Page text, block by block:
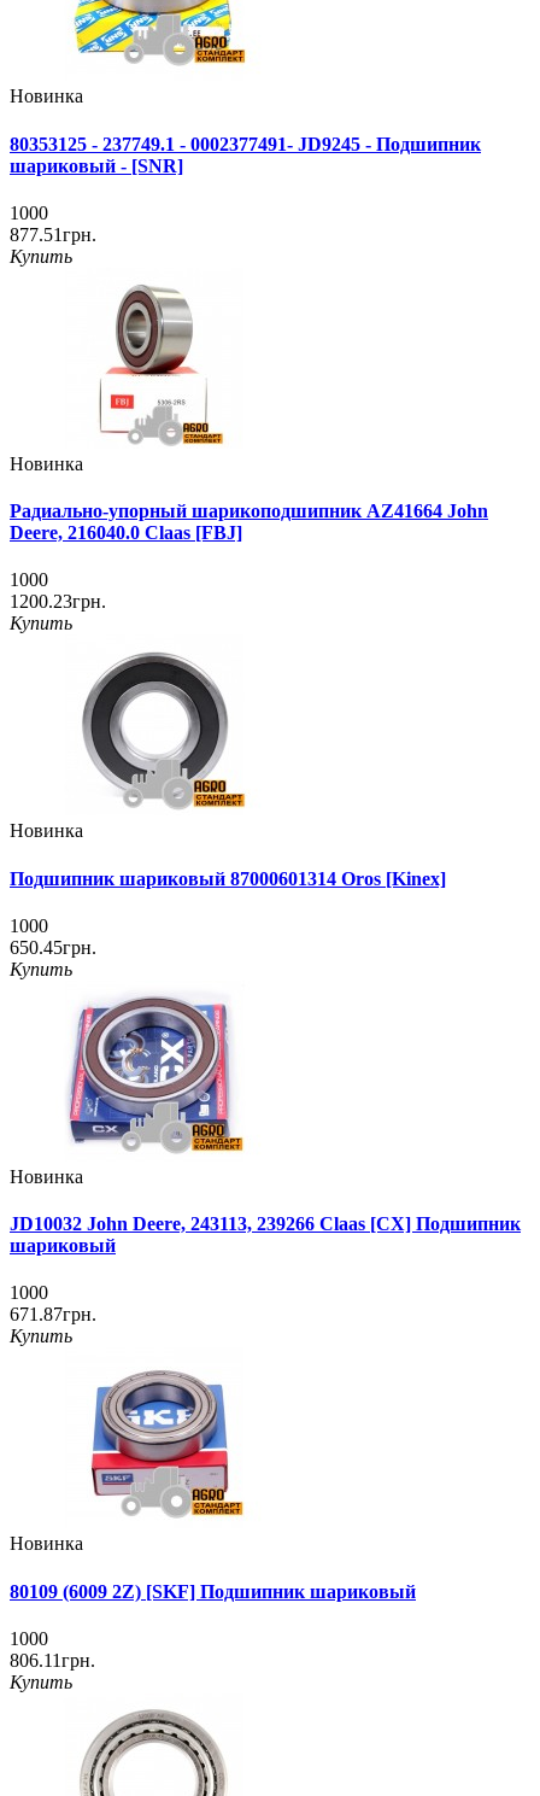
Новинка
80353125 - 237749.1 - 0002377491- JD9245 - Подшипник
шариковый - [SNR]
1000
877.51грн.
Купить
Новинка
Радиально-упорный шарикоподшипник AZ41664 John
Deere, 216040.0 Claas [FBJ]
1000
1200.23грн.
Купить
Новинка
Подшипник шариковый 87000601314 Oros [Kinex]
1000
650.45грн.
Купить
Новинка
JD10032 John Deere, 243113, 239266 Claas [CX] Подшипник
шариковый
1000
671.87грн.
Купить
Новинка
80109 (6009 2Z) [SKF] Подшипник шариковый
1000
806.11грн.
Купить